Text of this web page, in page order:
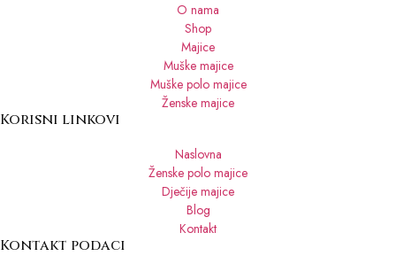
O nama
Shop
Majice
Muške majice
Muške polo majice
Ženske majice
Korisni linkovi
Naslovna
Ženske polo majice
Dječije majice
Blog
Kontakt
Kontakt podaci